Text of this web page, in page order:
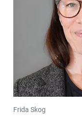
Frida Skog